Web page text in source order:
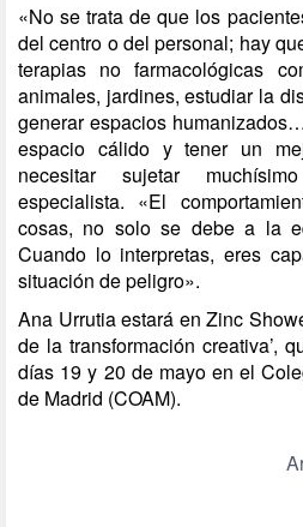
«No se trata de que los
del centro o del personal; hay
terapias no farmacológicas
animales, jardines, estudiar la
generar espacios
espacio cálido y tener un
necesitar sujetar
especialista. «El
cosas, no solo se debe a la
Cuando lo interpretas, eres
situación de peligro».
Ana Urrutia estará enZinc
de la transformación creativa’,
días 19 y 20 de mayo en el
de Madrid (COAM).